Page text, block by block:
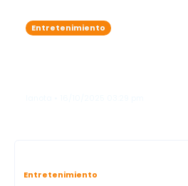
Entretenimiento
Entretenimiento